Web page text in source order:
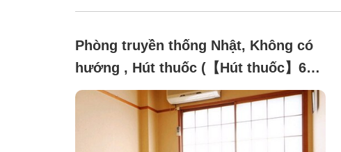
Phòng truyền thống Nhật, Không có
hướng , Hút thuốc (【Hút thuốc】6
chiếu 1～3 khách (không có bồn tắm
và toilet))